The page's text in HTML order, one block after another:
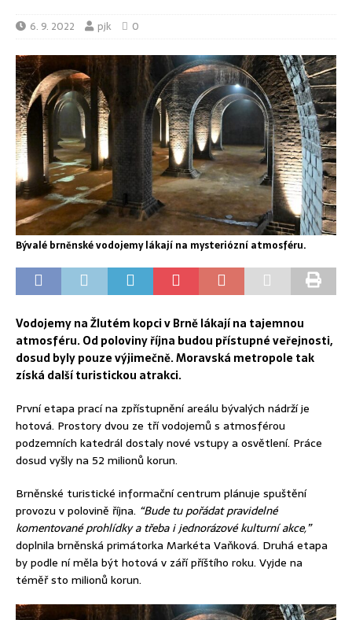
6. 9. 2022 pjk 0
Bývalé brněnské vodojemy lákají na mysteriózní atmosféru.
Vodojemy na Žlutém kopci v Brně lákají na tajemnou
atmosféru. Od poloviny října budou přístupné veřejnosti,
dosud byly pouze výjimečně. Moravská metropole tak
získá další turistickou atrakci.
První etapa prací na zpřístupnění areálu bývalých nádrží je
hotová. Prostory dvou ze tří vodojemů s atmosférou
podzemních katedrál dostaly nové vstupy a osvětlení. Práce
dosud vyšly na 52 milionů korun.
Brněnské turistické informační centrum plánuje spuštění
provozu v polovině října. “Bude tu pořádat pravidelné
komentované prohlídky a třeba i jednorázové kulturní akce,”
doplnila brněnská primátorka Markéta Vaňková. Druhá etapa
by podle ní měla být hotová v září příštího roku. Vyjde na
téměř sto milionů korun.